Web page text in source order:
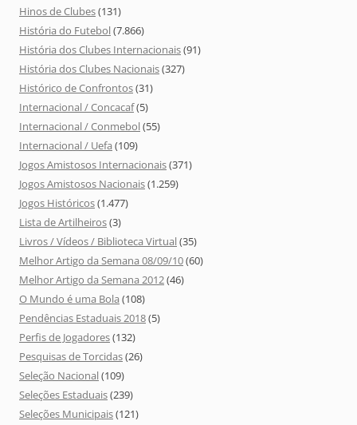
Hinos de Clubes(131)
História do Futebol(7.866)
História dos Clubes Internacionais(91)
História dos Clubes Nacionais(327)
Histórico de Confrontos(31)
Internacional / Concacaf(5)
Internacional / Conmebol(55)
Internacional / Uefa (109)
Jogos Amistosos Internacionais(371)
Jogos Amistosos Nacionais(1.259)
Jogos Históricos(1.477)
Lista de Artilheiros(3)
Livros / Vídeos / Biblioteca Virtual(35)
Melhor Artigo da Semana 08/09/10(60)
Melhor Artigo da Semana 2012(46)
O Mundo é uma Bola (108)
Pendências Estaduais 2018(5)
Perfis de Jogadores(132)
Pesquisas de Torcidas(26)
Seleção Nacional(109)
Seleções Estaduais(239)
Seleções Municipais(121)